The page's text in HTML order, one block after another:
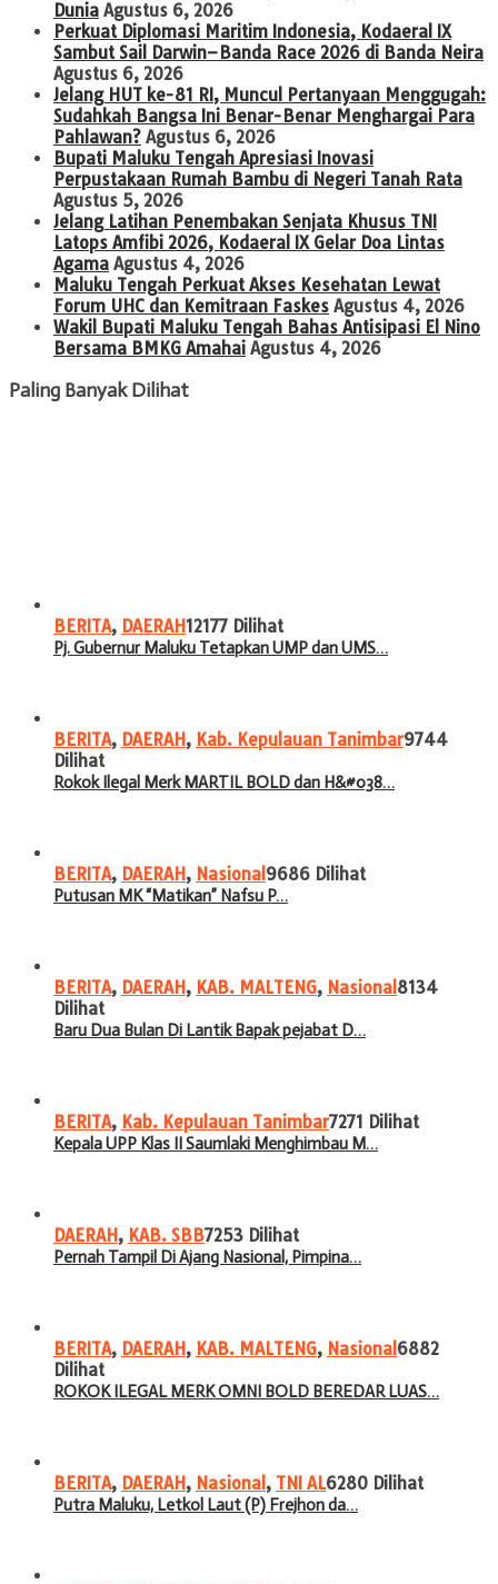
Dunia Agustus 6, 2026
Perkuat Diplomasi Maritim Indonesia, Kodaeral IX
Sambut Sail Darwin–Banda Race 2026 di Banda Neira
Agustus 6, 2026
Jelang HUT ke-81 RI, Muncul Pertanyaan Menggugah:
Sudahkah Bangsa Ini Benar-Benar Menghargai Para
Pahlawan? Agustus 6, 2026
Bupati Maluku Tengah Apresiasi Inovasi
Perpustakaan Rumah Bambu di Negeri Tanah Rata
Agustus 5, 2026
Jelang Latihan Penembakan Senjata Khusus TNI
Latops Amfibi 2026, Kodaeral IX Gelar Doa Lintas
Agama Agustus 4, 2026
Maluku Tengah Perkuat Akses Kesehatan Lewat
Forum UHC dan Kemitraan Faskes Agustus 4, 2026
Wakil Bupati Maluku Tengah Bahas Antisipasi El Nino
Bersama BMKG Amahai Agustus 4, 2026
Paling Banyak Dilihat
BERITA, DAERAH12177 Dilihat
Pj. Gubernur Maluku Tetapkan UMP dan UMS…
BERITA, DAERAH, Kab. Kepulauan Tanimbar9744
Dilihat
Rokok Ilegal Merk MARTIL BOLD dan H&#038…
BERITA, DAERAH, Nasional 9686 Dilihat
Putusan MK “Matikan” Nafsu P…
BERITA, DAERAH, KAB. MALTENG, Nasional 8134
Dilihat
Baru Dua Bulan Di Lantik Bapak pejabat D…
BERITA, Kab. Kepulauan Tanimbar7271 Dilihat
Kepala UPP Klas II Saumlaki Menghimbau M…
DAERAH, KAB. SBB7253 Dilihat
Pernah Tampil Di Ajang Nasional, Pimpina…
BERITA, DAERAH, KAB. MALTENG, Nasional 6882
Dilihat
ROKOK ILEGAL MERK OMNI BOLD BEREDAR LUAS…
BERITA, DAERAH, Nasional , TNI AL6280 Dilihat
Putra Maluku, Letkol Laut (P) Frejhon da…